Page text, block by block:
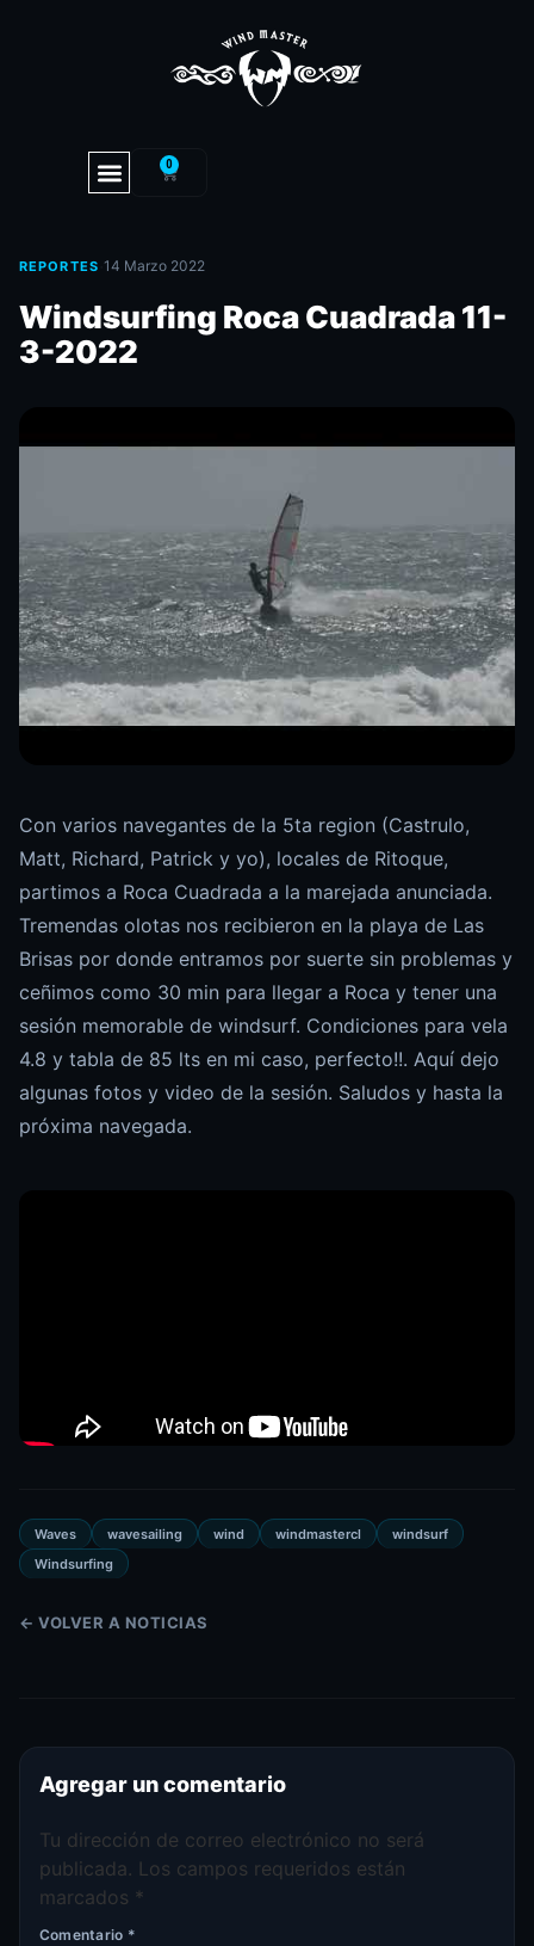
0
REPORTES 14 Marzo 2022
Windsurfing Roca Cuadrada 11-
3-2022
Con varios navegantes de la 5ta region (Castrulo,
Matt, Richard, Patrick y yo), locales de Ritoque,
partimos a Roca Cuadrada a la marejada anunciada.
Tremendas olotas nos recibieron en la playa de Las
Brisas por donde entramos por suerte sin problemas y
ceñimos como 30 min para llegar a Roca y tener una
sesión memorable de windsurf. Condiciones para vela
4.8 y tabla de 85 lts en mi caso, perfecto!!. Aquí dejo
algunas fotos y video de la sesión. Saludos y hasta la
próxima navegada.
Waves wavesailing wind windmastercl
windsurf
Windsurfing
← VOLVER A NOTICIAS
Agregar un comentario
Tu dirección de correo electrónico no será
publicada. Los campos requeridos están
marcados *
Comentario *